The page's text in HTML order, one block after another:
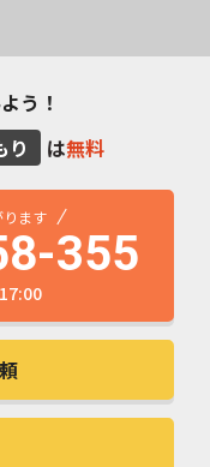
う！
り は無料
ます
355